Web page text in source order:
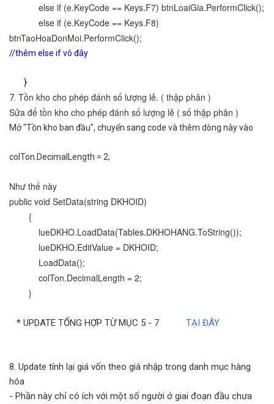
else if (e.KeyCode == Keys.F7) btnLoaiGia.PerformClick();
else if (e.KeyCode == Keys.F8)
btnTaoHoaDonMoi.PerformClick();
//thêm else if vô đây
}
7. Tồn kho cho phép đánh số lượng lẻ. ( thập phân )
Sửa để tồn kho cho phép đánh số lượng lẻ ( số thập phân )
Mở "Tồn kho ban đầu", chuyển sang code và thêm dòng này vào
colTon.DecimalLength = 2;
Như thế này
public void SetData(string DKHOID)
{
lueDKHO.LoadData(Tables.DKHOHANG.ToString());
lueDKHO.EditValue = DKHOID;
LoadData();
colTon.DecimalLength = 2;
}
* UPDATE TỔNG HỢP TỪ MỤC 5 - 7 TẠI ĐÂY
8. Update tính lại giá vốn theo giá nhập trong danh mục hàng
hóa
- Phần này chỉ có ích với một số người ở giai đoạn đầu chưa